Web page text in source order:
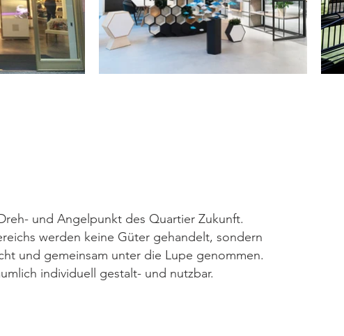
und Angelpunkt des Quartier Zukunft.
werden keine Güter gehandelt, sondern
und gemeinsam unter die Lupe genommen.
individuell gestalt- und nutzbar.